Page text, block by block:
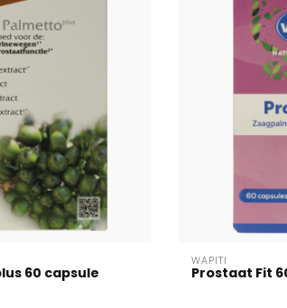
60 capsule
WAPITI
Prostaat Fit